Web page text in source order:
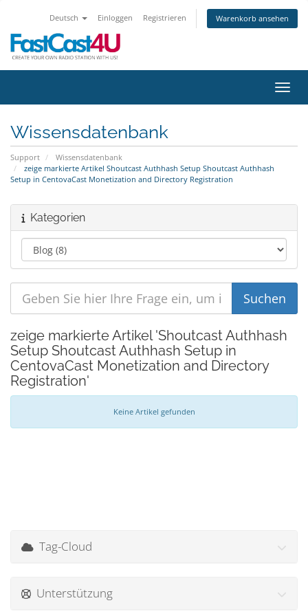
Deutsch Einloggen Registrieren Warenkorb ansehen
Wissensdatenbank
Support
Wissensdatenbank
zeige markierte Artikel Shoutcast Authhash Setup Shoutcast Authhash
Setup in CentovaCast Monetization and Directory Registration
Kategorien
zeige markierte Artikel 'Shoutcast Authhash
Setup Shoutcast Authhash Setup in
CentovaCast Monetization and Directory
Registration'
Keine Artikel gefunden
Tag-Cloud
Unterstützung